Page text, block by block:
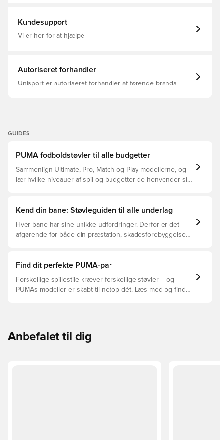
Kundesupport
Vi er her for at hjælpe
Autoriseret forhandler
Unisport er autoriseret forhandler af førende brands
GUIDES
PUMA fodboldstøvler til alle budgetter
Sammenlign Ultimate, Pro, Match og Play modellerne, og
lær hvilke niveauer af spil og budgetter de henvender sig
Kend din bane: Støvleguiden til alle underlag
Hver bane har sine unikke udfordringer. Derfor er det
afgørende for både din præstation, skadesforebyggelse
støvler der er det bedste valg til de forskellige typer
Find dit perfekte PUMA-par
Forskellige spillestile kræver forskellige støvler – og
PUMAs modeller er skabt til netop dét. Læs med og find
Anbefalet til dig